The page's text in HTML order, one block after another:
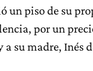
un piso de su
por un
a su madre, Inés